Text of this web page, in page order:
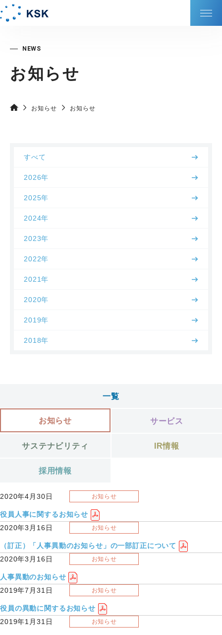
KSKの強み
会社情報
サービス
DXの取り組み
採⽤情報
お知らせ
お知らせ お知らせ
すべて
2026年
2025年
2024年
2023年
2022年
2021年
2020年
2019年
2018年
一覧
お知らせ サービス
サステナビリティ IR情報
採用情報
2020年4月30日 お知らせ
役員人事に関するお知らせ
2020年3月16日
お知らせ
（訂正）「人事異動のお知らせ」の一部訂正について
2020年3月16日
お知らせ
人事異動のお知らせ
2019年7月31日
お知らせ
役員の異動に関するお知らせ
2019年1月31日
お知らせ